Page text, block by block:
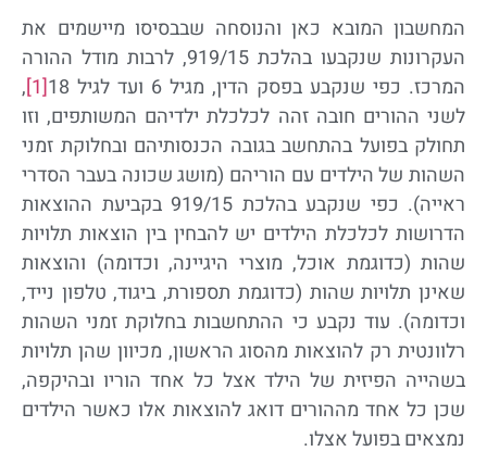
המחשבון המובא כאן והנוסחה שבבסיסו מיישמים את
העקרונות שנקבעו בהלכת 919/15, לרבות מודל ההורה
המרכז. כפי שנקבע בפסק הדין, מגיל 6 ועד לגיל 18
[1]
,
לשני ההורים חובה זהה לכלכלת ילדיהם המשותפים, וזו
תחולק בפועל בהתחשב בגובה הכנסותיהם ובחלוקת זמני
השהות של הילדים עם הוריהם (מושג שכונה בעבר הסדרי
ראייה). כפי שנקבע בהלכת 919/15 בקביעת ההוצאות
הדרושות לכלכלת הילדים יש להבחין בין הוצאות תלויות
שהות (כדוגמת אוכל, מוצרי היגיינה, וכדומה) והוצאות
שאינן תלויות שהות (כדוגמת תספורת, ביגוד, טלפון נייד,
וכדומה). עוד נקבע כי ההתחשבות בחלוקת זמני השהות
רלוונטית רק להוצאות מהסוג הראשון, מכיוון שהן תלויות
בשהייה הפיזית של הילד אצל כל אחד הוריו ובהיקפה,
שכן כל אחד מההורים דואג להוצאות אלו כאשר הילדים
נמצאים בפועל אצלו.